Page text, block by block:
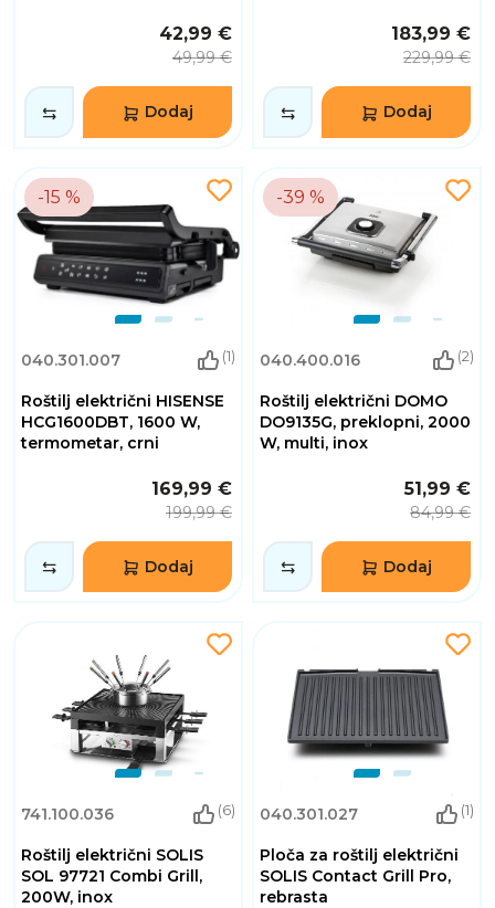
42,99 €
49,99 €
Dodaj
183,99 €
229,99 €
Dodaj
-15 %
040.301.007 (1)
Roštilj električni HISENSE
HCG1600DBT, 1600 W,
termometar, crni
169,99 €
199,99 €
Dodaj
-39 %
040.400.016 (2)
Roštilj električni DOMO
DO9135G, preklopni, 2000
W, multi, inox
51,99 €
84,99 €
Dodaj
741.100.036 (6)
Roštilj električni SOLIS
SOL 97721 Combi Grill,
200W, inox
040.301.027 (1)
Ploča za roštilj električni
SOLIS Contact Grill Pro,
rebrasta